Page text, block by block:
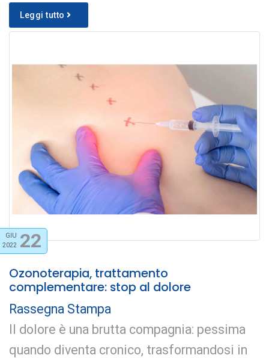
Leggi tutto
GIU
2022 22
Ozonoterapia, trattamento
complementare: stop al dolore
Rassegna Stampa
Il dolore è una brutta compagnia: pessima
quando diventa cronico, trasformandosi in